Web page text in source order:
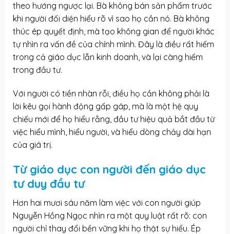
theo hướng ngược lại. Bà không bán sản phẩm trước
khi người đối diện hiểu rõ vì sao họ cần nó. Bà không
thúc ép quyết định, mà tạo không gian để người khác
tự nhìn ra vấn đề của chính mình. Đây là điều rất hiếm
trong cả giáo dục lẫn kinh doanh, và lại càng hiếm
trong đầu tư.
Với người có tiền nhàn rỗi, điều họ cần không phải là
lời kêu gọi hành động gấp gáp, mà là một hệ quy
chiếu mới để họ hiểu rằng, đầu tư hiệu quả bắt đầu từ
việc hiểu mình, hiểu người, và hiểu dòng chảy dài hạn
của giá trị.
Từ giáo dục con người đến giáo dục
tư duy đầu tư
Hơn hai mươi sáu năm làm việc với con người giúp
Nguyễn Hồng Ngọc nhìn ra một quy luật rất rõ: con
người chỉ thay đổi bền vững khi họ thật sự hiểu. Ép